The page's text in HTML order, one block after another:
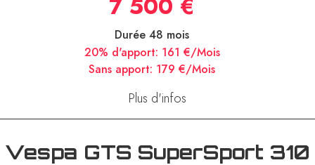
Vespa GTS Super 310
7 500 €
Durée 48 mois
20% d'apport:161 €/Mois
Sans apport:179 €/Mois